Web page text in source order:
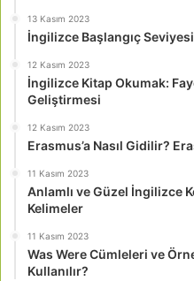
13 Kasım 2023
İngilizce Başlangıç
12 Kasım 2023
İngilizce Kitap Okumak:
Geliştirmesi
12 Kasım 2023
Erasmus’a Nasıl Gidilir?
11 Kasım 2023
Anlamlı ve Güzel İngilizce
Kelimeler
11 Kasım 2023
Was Were Cümleleri ve
Kullanılır?